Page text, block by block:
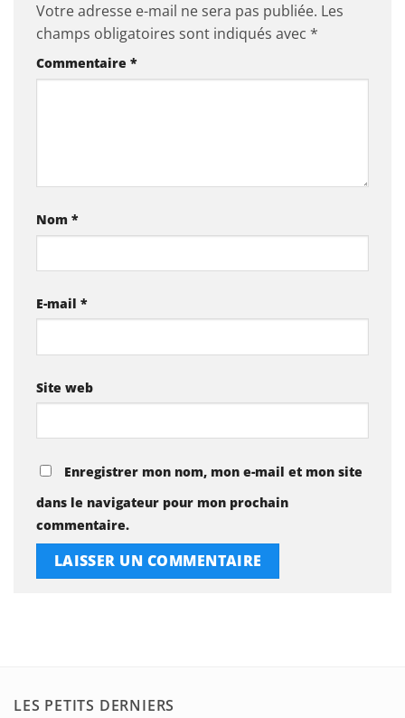
Votre adresse e-mail ne sera pas publiée. Les
champs obligatoires sont indiqués avec *
Commentaire *
Nom *
E-mail *
Site web
Enregistrer mon nom, mon e-mail et mon site
dans le navigateur pour mon prochain
commentaire.
LES PETITS DERNIERS